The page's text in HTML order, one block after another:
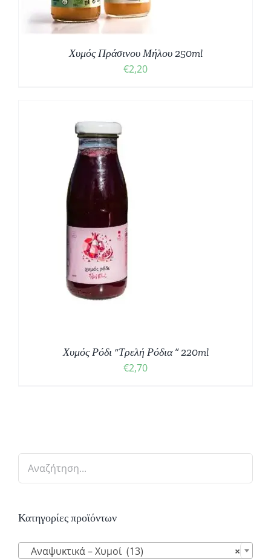
Χυμός Πράσινου Μήλου 250ml
€2,20
Χυμός Ρόδι “Τρελή Ρόδια ” 220ml
€2,70
Κατηγορίες προϊόντων
×
Αναψυκτικά – Χυμοί (13)